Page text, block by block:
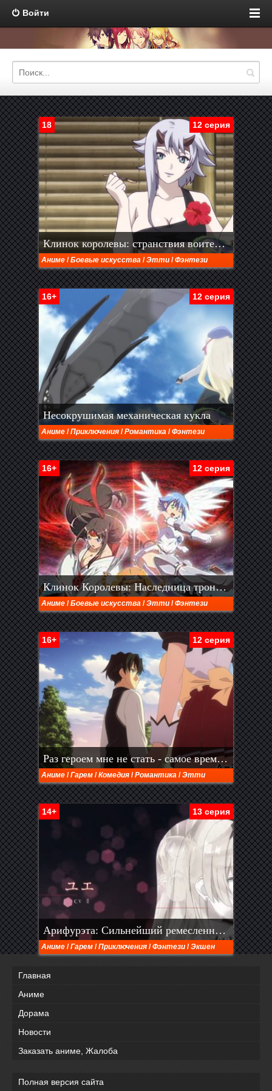
Войти
12 серия
18
Клинок королевы: странствия воительниц
Аниме /Боевые искусства /Этти /Фэнтези
12 серия
16+
Несокрушимая механическая кукла
Аниме /Приключения /Романтика /Фэнтези
12 серия
16+
Клинок Королевы: Наследница трона 2 сезон
Аниме /Боевые искусства /Этти /Фэнтези
12 серия
16+
Раз героем мне не стать - самое время работу искать!
Аниме /Гарем /Комедия /Романтика /Этти
13 серия
14+
Арифурэта: Сильнейший ремесленник в мире
Аниме /Гарем /Приключения /Фэнтези /Экшен
Главная
Аниме
Дорама
Новости
Заказать аниме, Жалоба
Полная версия сайта